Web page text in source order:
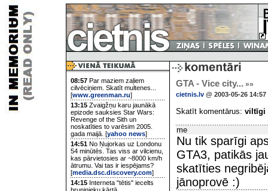
08:57 Par maziem zaļiem
cilvēciņiem. Skatīt multenes...
[www.greenman.ru]
13:15 Zvaigžņu karu jaunākā
epizode sauksies Star Wars:
Revenge of the Sith un
noskatīties to varēsim 2005.
gada maijā. [yahoo news]
14:51 No Ņujorkas uz Londonu
54 minūtēs. Tas viss ar vilcienu,
kas pārvietosies ar ~8000 km/h
ātrumu. Vai tas ir iespējams?
[media.dsc.discovery.com]
14:15 Interneta "tētis" iecelts
GTA - Vice city... »»
cietnis.lv @ 2003-05-26 14:57
Skatīt komentārus: viltīgi
me
Nu tik sparīgi
GTA3, patikās
skatīties
jānoprovē :)